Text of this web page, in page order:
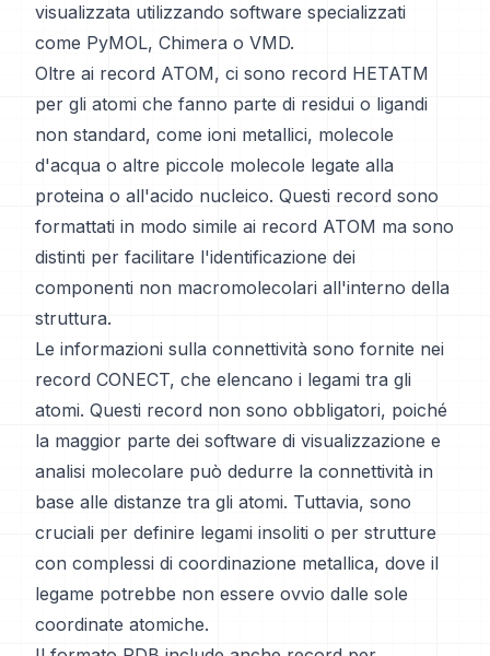
visualizzata utilizzando software specializzati
come PyMOL, Chimera o VMD.
Oltre ai record ATOM, ci sono record HETATM
per gli atomi che fanno parte di residui o ligandi
non standard, come ioni metallici, molecole
d'acqua o altre piccole molecole legate alla
proteina o all'acido nucleico. Questi record sono
formattati in modo simile ai record ATOM ma sono
distinti per facilitare l'identificazione dei
componenti non macromolecolari all'interno della
struttura.
Le informazioni sulla connettività sono fornite nei
record CONECT, che elencano i legami tra gli
atomi. Questi record non sono obbligatori, poiché
la maggior parte dei software di visualizzazione e
analisi molecolare può dedurre la connettività in
base alle distanze tra gli atomi. Tuttavia, sono
cruciali per definire legami insoliti o per strutture
con complessi di coordinazione metallica, dove il
legame potrebbe non essere ovvio dalle sole
coordinate atomiche.